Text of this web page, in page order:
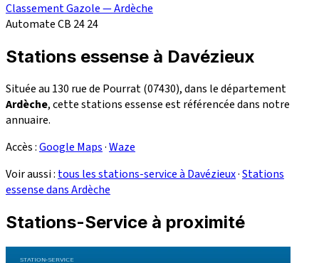
Classement Gazole — Ardèche
Automate CB 2424
Stations essense à Davézieux
Située au 130 rue de Pourrat (07430), dans le département
Ardèche, cette stations essense est référencée dans notre
annuaire.
Accès :Google Maps·Waze
Voir aussi : tous les stations-service à Davézieux·Stations
essense dans Ardèche
Stations-Service à proximité